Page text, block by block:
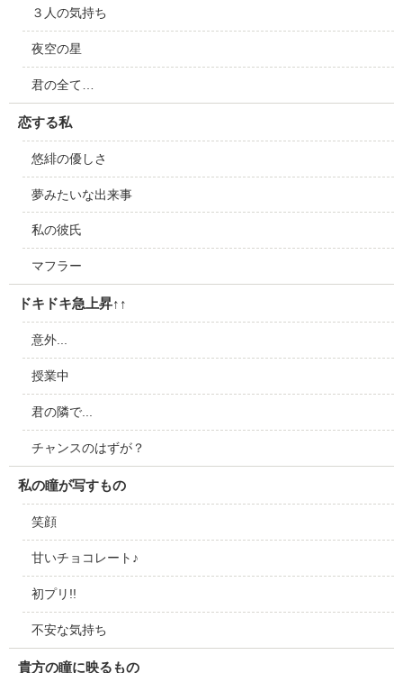
３人の気持ち
夜空の星
君の全て…
恋する私
悠緋の優しさ
夢みたいな出来事
私の彼氏
マフラー
ドキドキ急上昇↑↑
意外...
授業中
君の隣で...
チャンスのはずが？
私の瞳が写すもの
笑顔
甘いチョコレート♪
初プリ!!
不安な気持ち
貴方の瞳に映るもの